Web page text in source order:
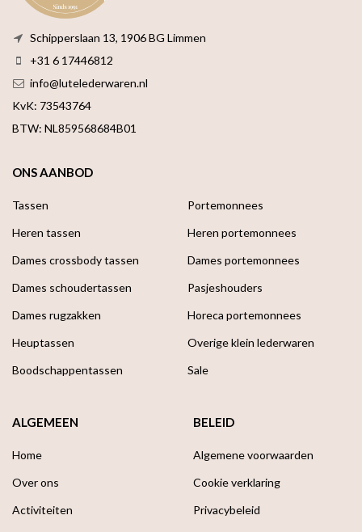
Schipperslaan 13, 1906 BG Limmen
+31 6 17446812
info@lutelederwaren.nl
KvK: 73543764
BTW: NL859568684B01
ALGEMEEN
Home
Over ons
Activiteiten
ONS AANBOD
Tassen
Heren tassen
Dames crossbody tassen
Dames schoudertassen
Dames rugzakken
Heuptassen
Boodschappen­tassen
Portemonnees
Heren portemonnees
Dames portemonnees
Pasjeshouders
Horeca portemonnees
Overige klein lederwaren
Sale
BELEID
Algemene voorwaarden
Cookie verklaring
Privacybeleid